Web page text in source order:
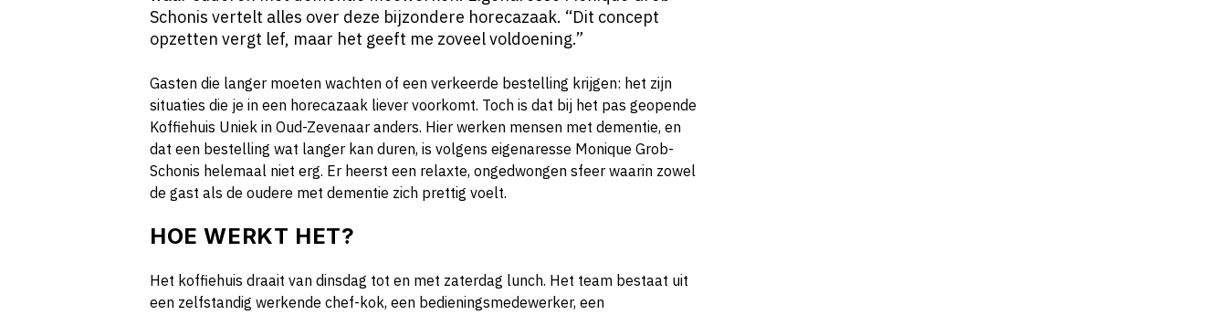
Schonis vertelt alles over deze bijzondere horecazaak. “Dit concept
opzetten vergt lef, maar het geeft me zoveel voldoening.”
Gasten die langer moeten wachten of een verkeerde bestelling krijgen: het zijn
situaties die je in een horecazaak liever voorkomt. Toch is dat bij het pas geopende
Koffiehuis Uniek in Oud-Zevenaar anders. Hier werken mensen met dementie, en
dat een bestelling wat langer kan duren, is volgens eigenaresse Monique Grob-
Schonis helemaal niet erg. Er heerst een relaxte, ongedwongen sfeer waarin zowel
de gast als de oudere met dementie zich prettig voelt.
HOE WERKT HET?
Het koffiehuis draait van dinsdag tot en met zaterdag lunch. Het team bestaat uit
een zelfstandig werkende chef-kok, een bedieningsmedewerker, een